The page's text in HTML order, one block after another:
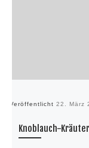
Veröffentlicht 22. März
Knoblauch-